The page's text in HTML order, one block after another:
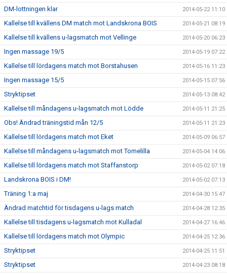
DM-lottningen klar 2014-05-22 11:10
Kallelse till kvällens DM match mot Landskrona BOIS 2014-05-21 08:19
Kallelse till kvällens u-lagsmatch mot Vellinge 2014-05-20 06:23
Ingen massage 19/5 2014-05-19 07:22
Kallelse till lördagens match mot Borstahusen 2014-05-16 11:23
Ingen massage 15/5 2014-05-15 07:56
Stryktipset 2014-05-13 08:42
Kallelse till måndagens u-lagsmatch mot Lödde 2014-05-11 21:25
Obs! Ändrad träningstid mån 12/5 2014-05-11 21:23
Kallelse till lördagens match mot Eket 2014-05-09 06:57
Kallelse till måndagens u-lagsmatch mot Tomelilla 2014-05-04 14:06
Kallelse till lördagens match mot Staffanstorp 2014-05-02 07:18
Landskrona BOIS i DM! 2014-05-02 07:13
Träning 1:a maj 2014-04-30 15:47
Ändrad matchtid för tisdagens u-lags match 2014-04-28 12:35
Kallelse till tisdagens u-lagsmatch mot Kulladal 2014-04-27 16:46
Kallelse till lördagens match mot Olympic 2014-04-25 12:36
Stryktipset 2014-04-25 11:51
Stryktipset 2014-04-23 08:18